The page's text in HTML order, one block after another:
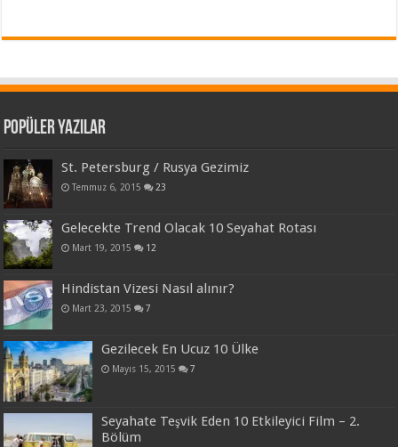
Popüler Yazılar
St. Petersburg / Rusya Gezimiz
Temmuz 6, 2015 23
Gelecekte Trend Olacak 10 Seyahat Rotası
Mart 19, 2015 12
Hindistan Vizesi Nasıl alınır?
Mart 23, 2015 7
Gezilecek En Ucuz 10 Ülke
Mayıs 15, 2015 7
Seyahate Teşvik Eden 10 Etkileyici Film – 2.
Bölüm